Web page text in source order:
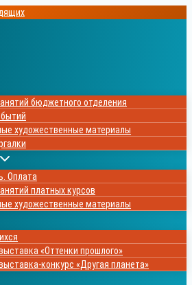
бюджетного отделения
художественные материалы
Оплата
платных курсов
художественные материалы
«Оттенки прошлого»
конкурс «Другая планета»